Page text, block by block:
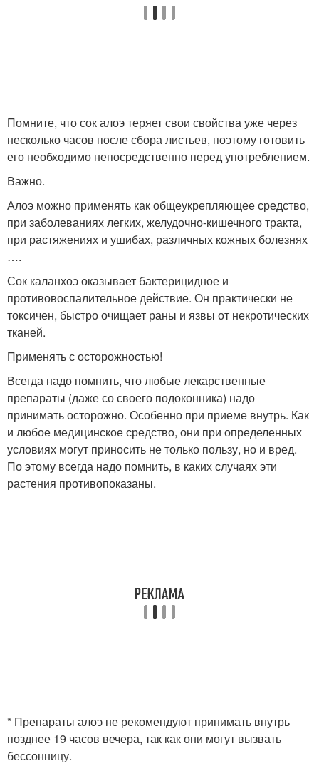
Помните, что сок алоэ теряет свои свойства уже через
несколько часов после сбора листьев, поэтому готовить
его необходимо непосредственно перед употреблением.
Важно.
Алоэ можно применять как общеукрепляющее средство,
при заболеваниях легких, желудочно-кишечного тракта,
при растяжениях и ушибах, различных кожных болезнях
….
Сок каланхоэ оказывает бактерицидное и
противовоспалительное действие. Он практически не
токсичен, быстро очищает раны и язвы от некротических
тканей.
Применять с осторожностью!
Всегда надо помнить, что любые лекарственные
препараты (даже со своего подоконника) надо
принимать осторожно. Особенно при приеме внутрь. Как
и любое медицинское средство, они при определенных
условиях могут приносить не только пользу, но и вред.
По этому всегда надо помнить, в каких случаях эти
растения противопоказаны.
* Препараты алоэ не рекомендуют принимать внутрь
позднее 19 часов вечера, так как они могут вызвать
бессонницу.